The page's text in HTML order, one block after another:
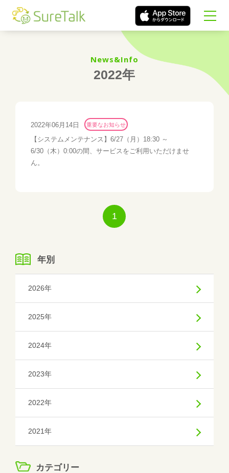
News&Info
2022年
2022年06月14日 重要なお知らせ
【システムメンテナンス】6/27（月）18:30 ～
6/30（木）0:00の間、サービスをご利用いただけませ
ん。
1
年別
2026年
2025年
2024年
2023年
2022年
2021年
カテゴリー